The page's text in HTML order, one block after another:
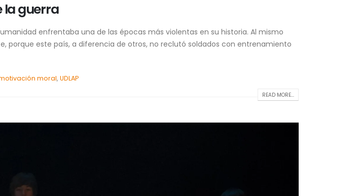
la guerra
enfrentaba una de las épocas más violentas en su historia. Al mismo
porque este país, a diferencia de otros, no reclutó soldados con entrenamiento
moral,UDLAP
READ MORE...